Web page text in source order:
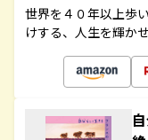
世界を４０年以上歩
けする、人生を輝か